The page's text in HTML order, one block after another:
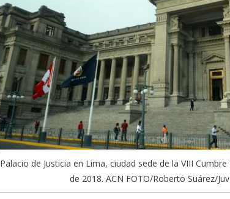
Palacio de Justicia en Lima, ciudad sede de la VIII
de 2018. ACN FOTO/Roberto Suárez/